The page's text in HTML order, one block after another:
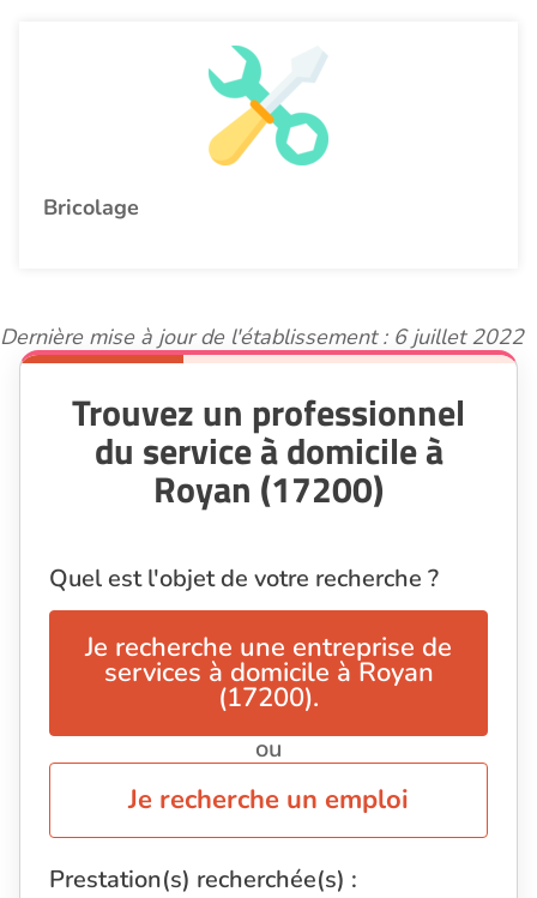
Bricolage
Dernière mise à jour de l'établissement : 6 juillet 2022
Trouvez un professionnel
du service à domicile à
Royan (17200)
Quel est l'objet de votre recherche ?
Je recherche une entreprise de
services à domicile à Royan
(17200).
ou
Je recherche un emploi
Prestation(s) recherchée(s) :